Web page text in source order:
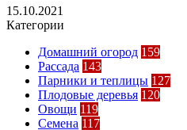
15.10.2021
Категории
Домашний огород 159
Рассада 143
Парники и теплицы 127
Плодовые деревья 120
Овощи 119
Семена 117